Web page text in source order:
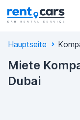
Hauptseite
Miete
Dubai